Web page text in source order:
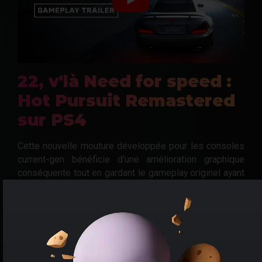
22, v'là Need for speed :
Hot Pursuit Remastered
sur PS4
Cette nouvelle mouture développée pour les consoles
current-gen bénéficie d'une amélioration graphique
conséquente tout en gardant le gameplay originel ayant